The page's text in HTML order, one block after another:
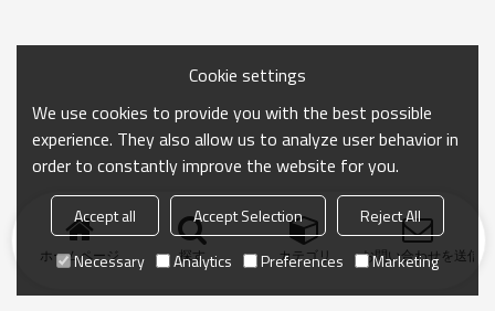
ホームページ 探す カテゴリ お問い合わせを送信
Cookie settings
We use cookies to provide you with the best possible
experience. They also allow us to analyze user behavior in
order to constantly improve the website for you.
Accept all Accept Selection
Reject All
Necessary
Analytics Preferences Marketing